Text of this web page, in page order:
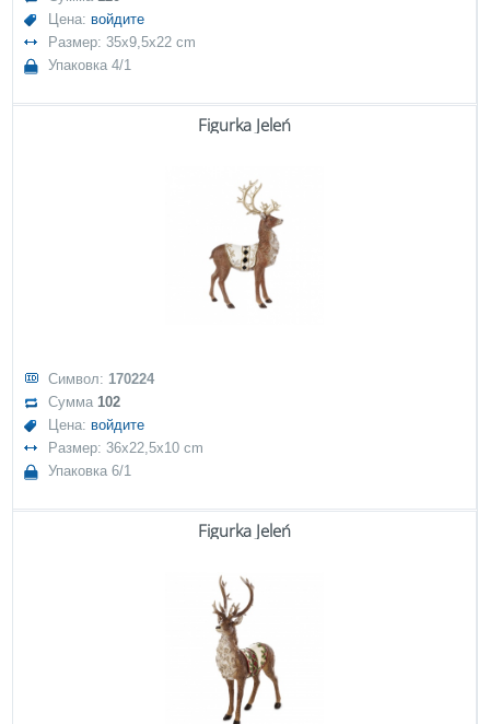
Цена: войдите
Размер: 35x9,5x22 cm
Упаковка 4/1
Figurka Jeleń
Символ: 170224
Сумма102
Цена: войдите
Размер: 36x22,5x10 cm
Упаковка 6/1
Figurka Jeleń